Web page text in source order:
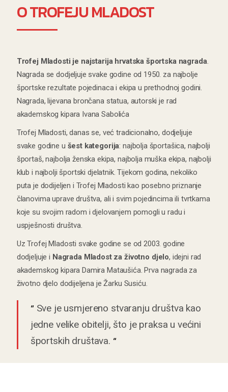
O TROFEJU MLADOST
Trofej Mladosti je najstarija hrvatska športska nagrada.
Nagrada se dodjeljuje svake godine od 1950. za najbolje
športske rezultate pojedinaca i ekipa u prethodnoj godini.
Nagrada, lijevana brončana statua, autorski je rad
akademskog kipara Ivana Sabolića
Trofej Mladosti, danas se, već tradicionalno, dodjeljuje
svake godine u šest kategorija: najbolja športašica, najbolji
športaš, najbolja ženska ekipa, najbolja muška ekipa, najbolji
klub i najbolji športski djelatnik. Tijekom godina, nekoliko
puta je dodijeljen i Trofej Mladosti kao posebno priznanje
članovima uprave društva, ali i svim pojedincima ili tvrtkama
koje su svojim radom i djelovanjem pomogli u radu i
uspješnosti društva.
Uz Trofej Mladosti svake godine se od 2003. godine
dodjeljuje i Nagrada Mladost za životno djelo, idejni rad
akademskog kipara Damira Mataušića. Prva nagrada za
životno djelo dodijeljena je Žarku Susiću.
Sve je usmjereno stvaranju društva kao
jedne velike obitelji, što je praksa u većini
športskih društava.